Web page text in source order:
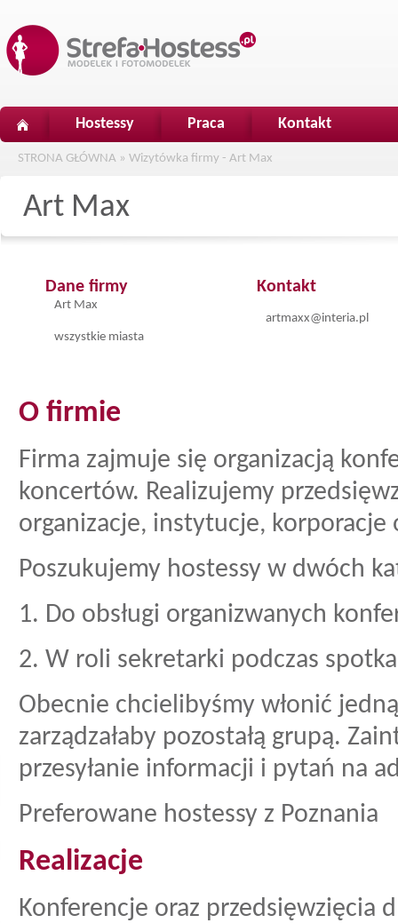
Hostessy Praca Kontakt
STRONA GŁÓWNA » Wizytówka firmy - Art Max
Art Max
Dane firmy
Art Max
wszystkie miasta
Kontakt
artmaxx@interia.pl
O firmie
Firma zajmuje się organizacją
koncertów. Realizujemy
organizacje, instytucje, korporacje
Poszukujemy hostessy w dwóch
1. Do obsługi organizwanych
2. W roli sekretarki podczas
Obecnie chcielibyśmy włonić jedną
zarządzałaby pozostałą grupą.
przesyłanie informacji i pytań na
Preferowane hostessy z Poznania
Realizacje
Konferencje oraz przedsięwzięcia